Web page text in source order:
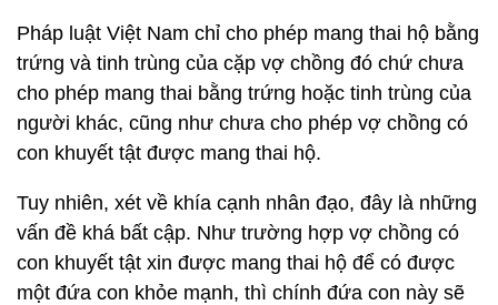
Pháp luật Việt Nam chỉ cho phép mang thai hộ bằng
trứng và tinh trùng của cặp vợ chồng đó chứ chưa
cho phép mang thai bằng trứng hoặc tinh trùng của
người khác, cũng như chưa cho phép vợ chồng có
con khuyết tật được mang thai hộ.
Tuy nhiên, xét về khía cạnh nhân đạo, đây là những
vấn đề khá bất cập. Như trường hợp vợ chồng có
con khuyết tật xin được mang thai hộ để có được
một đứa con khỏe mạnh, thì chính đứa con này sẽ